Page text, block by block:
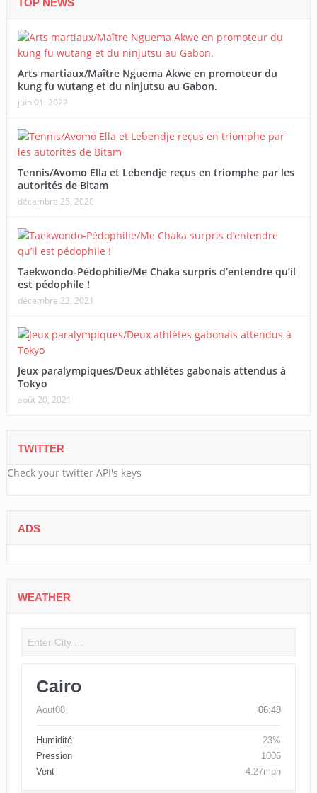
TOP NEWS
Arts martiaux/Maître Nguema Akwe en promoteur du
kung fu wutang et du ninjutsu au Gabon.
juin 01, 2022
Tennis/Avomo Ella et Lebendje reçus en triomphe par les
autorités de Bitam
décembre 25, 2020
Taekwondo-Pédophilie/Me Chaka surpris d’entendre qu’il
est pédophile !
décembre 22, 2021
Jeux paralympiques/Deux athlètes gabonais attendus à
Tokyo
août 20, 2021
TWITTER
Check your twitter API's keys
ADS
WEATHER
Cairo
Aout08 06:48
Humidité
23%
Pression
1006
Vent
4.27mph